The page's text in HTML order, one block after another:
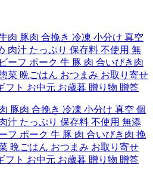
豚肉 合挽き 冷凍 小分け 真空 個
汁 たっぷり 保存料 不使用 無添
フ ポーク 牛 豚 肉 合いびき肉 挽
晩ごはん おつまみ お取り寄せ
フト お中元 お歳暮 贈り物 贈答